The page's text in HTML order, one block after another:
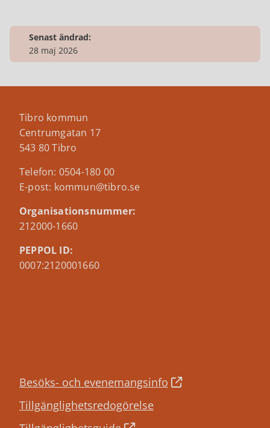
Senast ändrad:
28 maj 2026
Tibro kommun
Centrumgatan 17
543 80 Tibro
Telefon: 0504-180 00
E-post: kommun@tibro.se
Organisationsnummer:
212000-1660
PEPPOL ID:
0007:2120001660
Besöks- och evenemangsinfo
Tillgänglighetsredogörelse